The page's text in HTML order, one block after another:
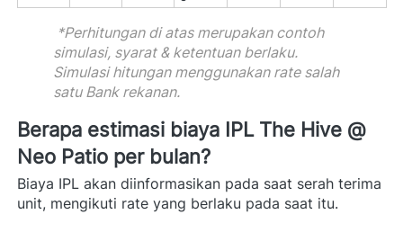
simulasi, syarat & ketentuan berlaku.
Simulasi hitungan menggunakan rate salah
satu Bank rekanan.
Berapa estimasi biaya IPL The Hive @
Neo Patio per bulan?
Biaya IPL akan diinformasikan pada saat serah terima
unit, mengikuti rate yang berlaku pada saat itu.